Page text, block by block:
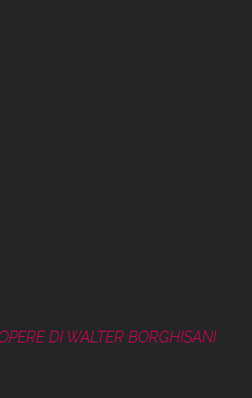
DI WALTER BORGHISANI